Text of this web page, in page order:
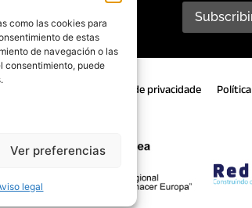
como las cookies para
de estas
de navegación o las
consentimiento, puede
Ver preferencias
legal
Política de privacidade